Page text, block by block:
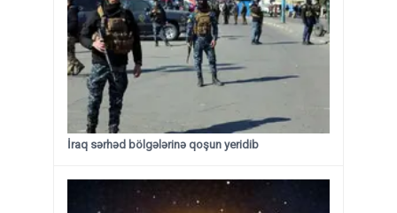
İraq sərhəd bölgələrinə qoşun yeridib